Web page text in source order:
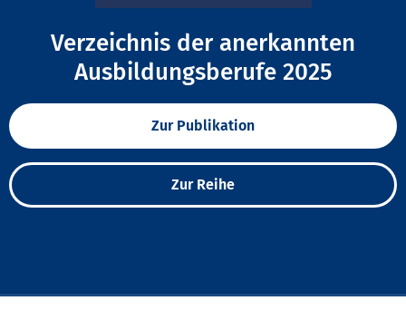
Verzeichnis der anerkannten
Ausbildungsberufe 2025
Zur Publikation
Zur Reihe